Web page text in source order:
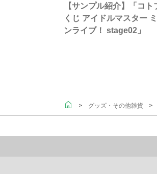
【サンプル紹介】「コト
くじ アイドルマスター
ンライブ！ stage02」
＞ グッズ・その他雑貨 ＞